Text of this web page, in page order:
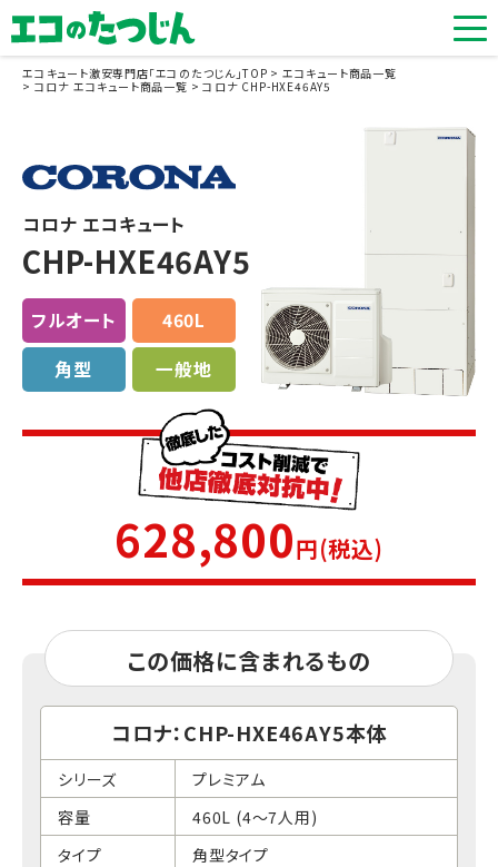
エコキュート激安専門店「エコのたつじん」TOP
エコキュート商品一覧
コロナ エコキュート商品一覧
コロナ CHP-HXE46AY5
コロナ エコキュート
CHP-HXE46AY5
フルオート
460L
角型
一般地
628,800円(税込)
この価格に含まれるもの
コロナ：CHP-HXE46AY5本体
シリーズ
プレミアム
容量
460L (4～7人用)
タイプ
角型タイプ